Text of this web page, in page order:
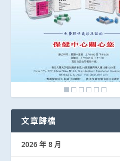
文章歸檔
2026 年 8 月